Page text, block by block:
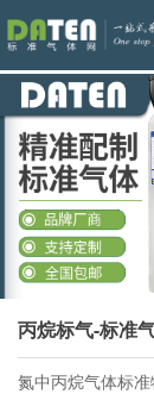
丙烷标气-标准
氮中丙烷气体标